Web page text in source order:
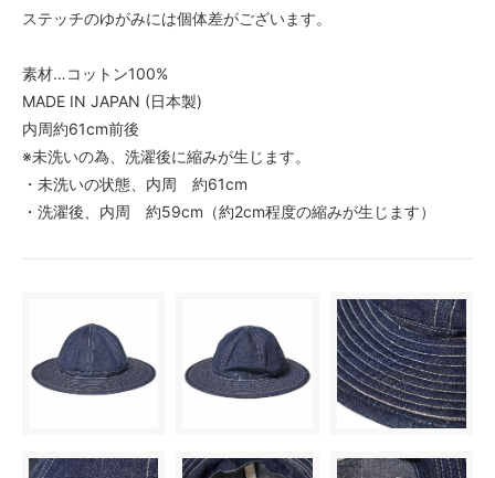
ステッチのゆがみには個体差がございます。
素材…コットン100%
MADE IN JAPAN (日本製)
内周約61cm前後
※未洗いの為、洗濯後に縮みが生じます。
・未洗いの状態、内周 約61cm
・洗濯後、内周 約59cm（約2cm程度の縮みが生じます）